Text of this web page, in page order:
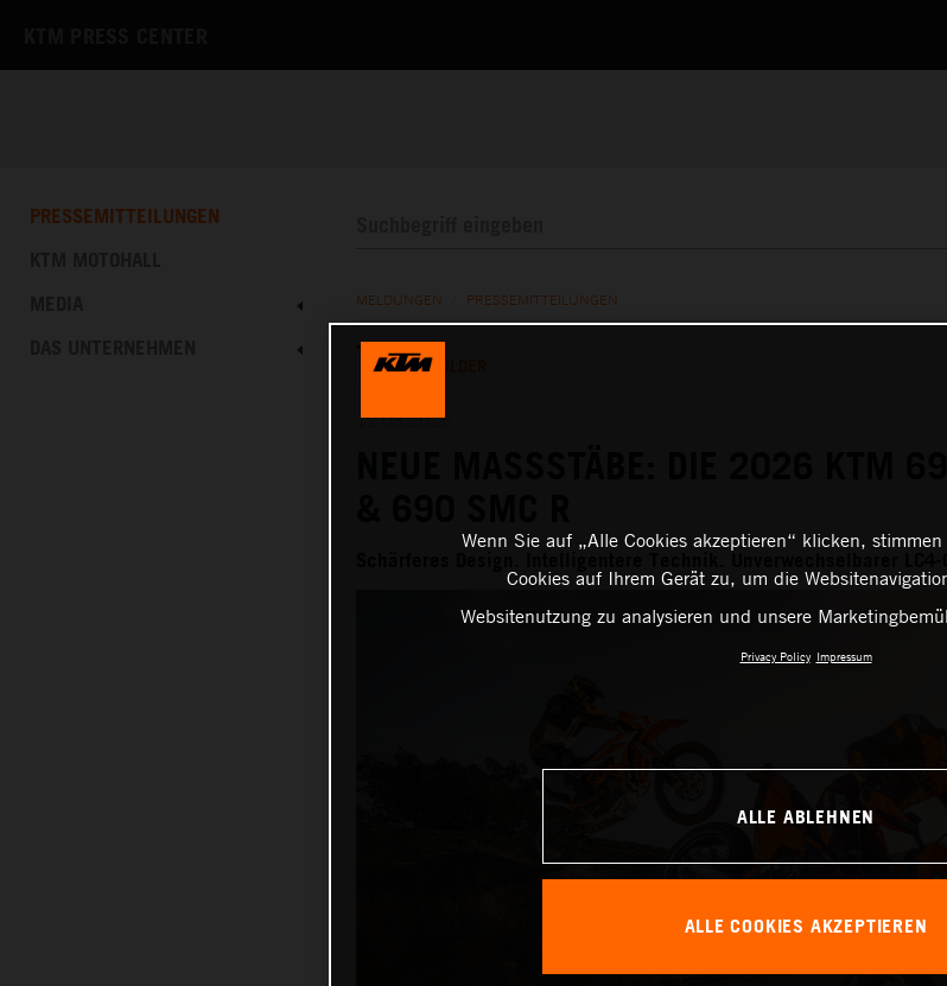
PRESSEMITTEILUNGEN
MELDUNGEN PRESSEMITTEILUNGEN
TEXT
12.08.2025
Wenn Sie auf „Alle Cookies akzeptieren“ klicken,
Cookies auf Ihrem Gerät zu, um die
Websitenutzung zu analysieren und unsere
Privacy Policy Impressum
ALLE ABLEHNEN
ALLE COOKIES AKZEPTIEREN